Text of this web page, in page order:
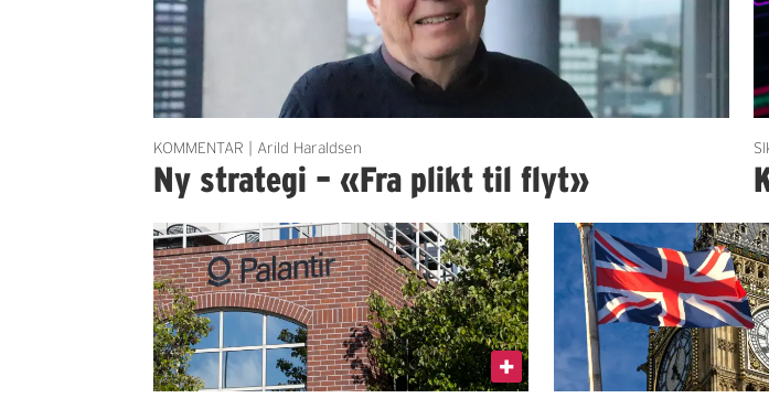
KOMMENTAR | Arild Haraldsen
Ny strategi – «Fra plikt til flyt»